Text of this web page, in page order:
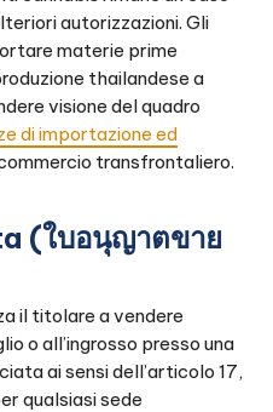
autorizzazioni. Gli
materie prime
thailandese a
visione del quadro
di importazione ed
transfrontaliero.
(ใบอนุญาตขาย
il titolare a vendere
o all’ingrosso presso una
ai sensi dell’articolo 17,
qualsiasi sede